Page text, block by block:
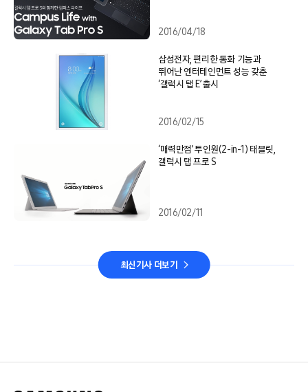
2016/04/18
삼성전자, 편리한 통화 기능과
뛰어난 엔터테인먼트 성능 갖춘
‘갤럭시 탭 E’ 출시
2016/02/15
‘매력만점’ 투인원(2-in-1) 태블릿,
갤럭시 탭 프로 S
2016/02/11
최신기사 더보기